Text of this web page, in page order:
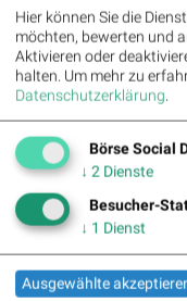
tz
rade
Bildnachweis
Performancevergleich
Hier können Sie die
möchten, bewerten und
Aktivieren oder
halten. Um mehr zu
Datenschutzerklärung.
Börse Social
↓ 2 Dienste
Besucher-
↓ 1 Dienst
Ausgewählte